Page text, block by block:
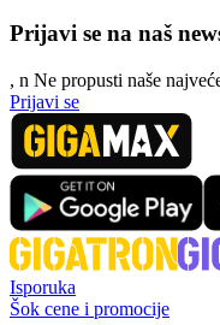
Prijavi se na naš
, n Ne propusti naše
Prijavi se
Isporuka
Šok cene i promocije